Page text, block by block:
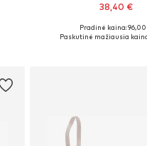
38,40 €
Yra daugybė
Pradinė kaina: 96,00
Paskutinė mažiausia